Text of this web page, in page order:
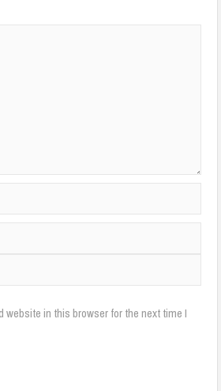
website in this browser for the next time I